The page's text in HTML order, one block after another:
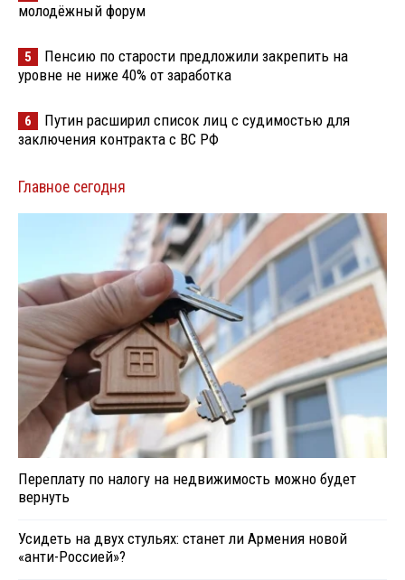
молодёжный форум
5
Пенсию по старости предложили закрепить на
уровне не ниже 40% от заработка
6
Путин расширил список лиц с судимостью для
заключения контракта с ВС РФ
Главное сегодня
Переплату по налогу на недвижимость можно будет
вернуть
Усидеть на двух стульях: станет ли Армения новой
«анти-Россией»?